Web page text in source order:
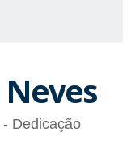
- Dedicação